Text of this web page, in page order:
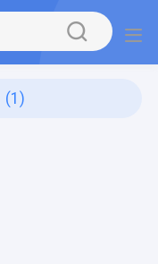
(1)